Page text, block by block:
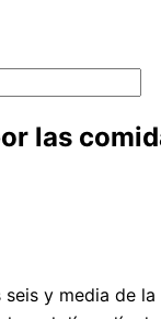
las
seis y media de